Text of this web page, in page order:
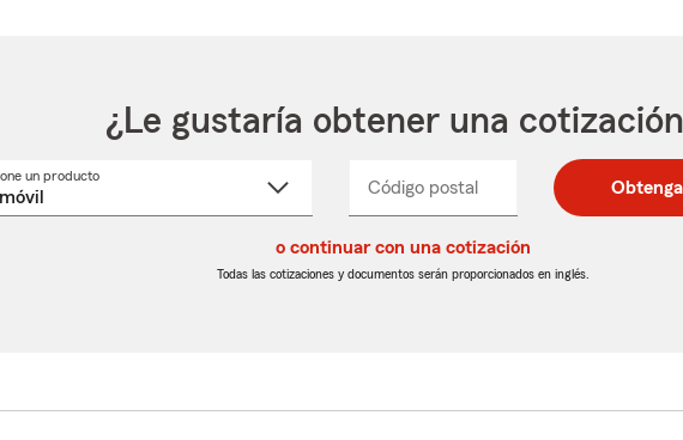
¿Le gustaría obtener una
un productoSeleccione
Código postal
postal
de
postal
de
_____
o continuar con una cotización
Todas las cotizaciones y documentos serán proporcionados en inglés.